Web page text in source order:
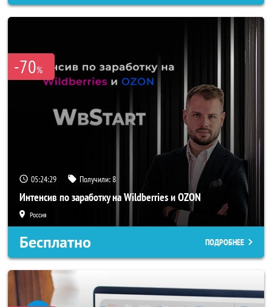
-70%
05:24:25 Получили:8
Интенсив по заработку на Wildberries и OZON
Россия
Бесплатно ПОДРОБНЕЕ